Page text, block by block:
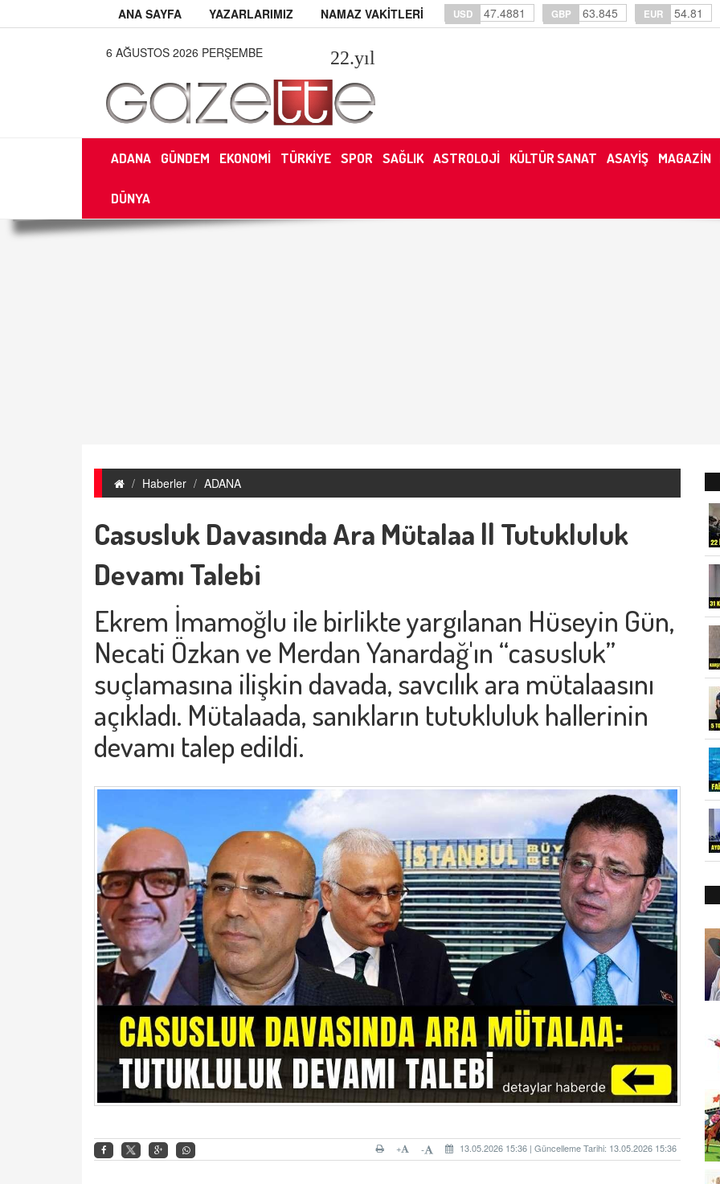
ANA SAYFA YAZARLARIMIZ NAMAZ VAKİTLERİ USD 47.4881 GBP 63.845 EUR 54.81
6 AĞUSTOS 2026 PERŞEMBE 22.yıl
ADANA GÜNDEM EKONOMİ TÜRKİYE SPOR SAĞLIK ASTROLOJİ KÜLTÜR SANAT ASAYİŞ MAGAZİN
DÜNYA
Haberler ADANA
Casusluk Davasında Ara Mütalaa || Tutukluluk
Devamı Talebi
Ekrem İmamoğlu ile birlikte yargılanan Hüseyin Gün,
Necati Özkan ve Merdan Yanardağ'ın “casusluk”
suçlamasına ilişkin davada, savcılık ara mütalaasını
açıkladı. Mütalaada, sanıkların tutukluluk hallerinin
devamı talep edildi.
13.05.2026 15:36 | Güncelleme Tarihi: 13.05.2026 15:36
-
+